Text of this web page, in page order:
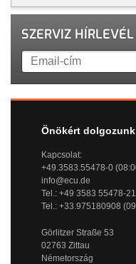
SZERVIZ HÍRLEVÉL
Önökért dolgozunk
Kapcsolat:
+49.3583.55478-0
info@ecu.de
Tel.: +49 3583 55478-
Tel.: +33.975180908
Görlitzer Straße 53
02763 Zittau
Németország